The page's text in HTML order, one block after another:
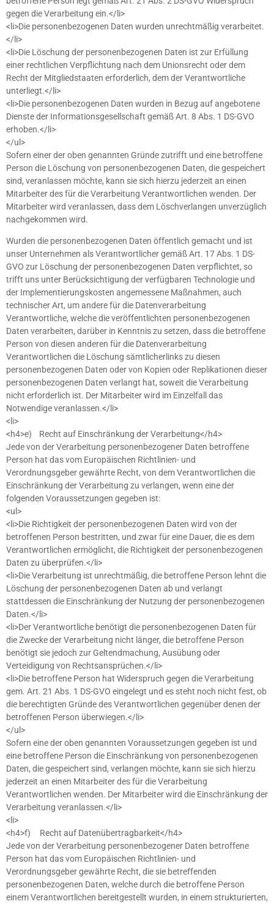
gegen die Verarbeitung ein.</li>
<li>Die personenbezogenen Daten wurden unrechtmäßig verarbeitet.
</li>
<li>Die Löschung der personenbezogenen Daten ist zur Erfüllung
einer rechtlichen Verpflichtung nach dem Unionsrecht oder dem
Recht der Mitgliedstaaten erforderlich, dem der Verantwortliche
unterliegt.</li>
<li>Die personenbezogenen Daten wurden in Bezug auf angebotene
Dienste der Informationsgesellschaft gemäß Art. 8 Abs. 1 DS-GVO
erhoben.</li>
</ul>
Sofern einer der oben genannten Gründe zutrifft und eine betroffene
Person die Löschung von personenbezogenen Daten, die gespeichert
sind, veranlassen möchte, kann sie sich hierzu jederzeit an einen
Mitarbeiter des für die Verarbeitung Verantwortlichen wenden. Der
Mitarbeiter wird veranlassen, dass dem Löschverlangen unverzüglich
nachgekommen wird.
Wurden die personenbezogenen Daten öffentlich gemacht und ist
unser Unternehmen als Verantwortlicher gemäß Art. 17 Abs. 1 DS-
GVO zur Löschung der personenbezogenen Daten verpflichtet, so
trifft uns unter Berücksichtigung der verfügbaren Technologie und
der Implementierungskosten angemessene Maßnahmen, auch
technischer Art, um andere für die Datenverarbeitung
Verantwortliche, welche die veröffentlichten personenbezogenen
Daten verarbeiten, darüber in Kenntnis zu setzen, dass die betroffene
Person von diesen anderen für die Datenverarbeitung
Verantwortlichen die Löschung sämtlicherlinks zu diesen
personenbezogenen Daten oder von Kopien oder Replikationen dieser
personenbezogenen Daten verlangt hat, soweit die Verarbeitung
nicht erforderlich ist. Der Mitarbeiter wird im Einzelfall das
Notwendige veranlassen.</li>
<li>
<h4>e) Recht auf Einschränkung der Verarbeitung</h4>
Jede von der Verarbeitung personenbezogener Daten betroffene
Person hat das vom Europäischen Richtlinien- und
Verordnungsgeber gewährte Recht, von dem Verantwortlichen die
Einschränkung der Verarbeitung zu verlangen, wenn eine der
folgenden Voraussetzungen gegeben ist:
<ul>
<li>Die Richtigkeit der personenbezogenen Daten wird von der
betroffenen Person bestritten, und zwar für eine Dauer, die es dem
Verantwortlichen ermöglicht, die Richtigkeit der personenbezogenen
Daten zu überprüfen.</li>
<li>Die Verarbeitung ist unrechtmäßig, die betroffene Person lehnt die
Löschung der personenbezogenen Daten ab und verlangt
stattdessen die Einschränkung der Nutzung der personenbezogenen
Daten.</li>
<li>Der Verantwortliche benötigt die personenbezogenen Daten für
die Zwecke der Verarbeitung nicht länger, die betroffene Person
benötigt sie jedoch zur Geltendmachung, Ausübung oder
Verteidigung von Rechtsansprüchen.</li>
<li>Die betroffene Person hat Widerspruch gegen die Verarbeitung
gem. Art. 21 Abs. 1 DS-GVO eingelegt und es steht noch nicht fest, ob
die berechtigten Gründe des Verantwortlichen gegenüber denen der
betroffenen Person überwiegen.</li>
</ul>
Sofern eine der oben genannten Voraussetzungen gegeben ist und
eine betroffene Person die Einschränkung von personenbezogenen
Daten, die gespeichert sind, verlangen möchte, kann sie sich hierzu
jederzeit an einen Mitarbeiter des für die Verarbeitung
Verantwortlichen wenden. Der Mitarbeiter wird die Einschränkung der
Verarbeitung veranlassen.</li>
<li>
<h4>f) Recht auf Datenübertragbarkeit</h4>
Jede von der Verarbeitung personenbezogener Daten betroffene
Person hat das vom Europäischen Richtlinien- und
Verordnungsgeber gewährte Recht, die sie betreffenden
personenbezogenen Daten, welche durch die betroffene Person
einem Verantwortlichen bereitgestellt wurden, in einem strukturierten,